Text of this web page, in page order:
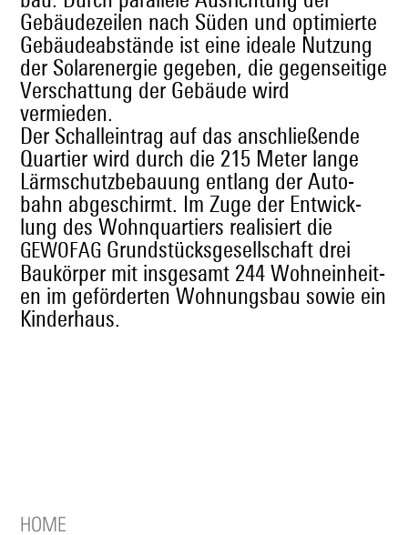
Gebäudezeilen nach Süden und opti­mierte
Gebäude­ab­stände ist eine ide­ale Nutzung
der Solaren­ergie gegeben, die gegen­seit­ige
Ver­schat­tung der Gebäude wird
vermieden.
Der Schallein­trag auf das anschließende
Quarti­er wird durch die 215 Meter lange
Lärm­schutzbe­bau­ung ent­lang der Auto­
bahn abgeschirmt. Im Zuge der Entwick­
lung des Wohn­quartiers real­isiert die
GEWOFAG Grund­stücks­ge­sellschaft drei
Baukör­p­er mit ins­ge­samt 244 Wohnein­heit­
en im geförderten Woh­nungs­bau sowie ein
Kinderhaus.
HOME